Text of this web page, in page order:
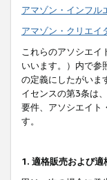
アマゾン・インフル
アマゾン・クリエイ
これらのアソシエイ
いいます。）内で参
の定義にしたがいま
イセンスの第3条は
要件、アソシエイト
す。
1. 適格販売および適